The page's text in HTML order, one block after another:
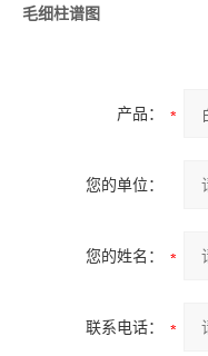
毛细柱谱图
产品：
您的单位：
您的姓名：
联系电话：